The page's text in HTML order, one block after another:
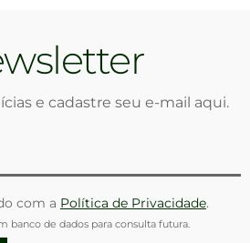
e cadastre seu e-mail aqui.
com a Política de Privacidade.
banco de dados para consulta futura.